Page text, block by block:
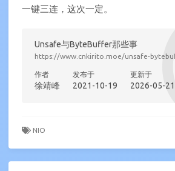
一键三连，这次一定。
Unsafe与ByteBuffer那些事
https://www.cnkirito.moe/unsafe-
作者
徐靖峰
发布于
2021-10-19
更新于
2026-05-21
NIO